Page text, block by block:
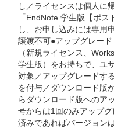
し／ライセンスは個人に
「EndNote 学生版【ポ
し、お申し込みには専用
譲渡不可●アップグレー
（新規ライセンス、
学生版）をお持ちで、ユ
対象／アップグレードす
を付与／ダウンロード版
らダウンロード版へのア
号からは1回のみアップ
済みであればバージョン